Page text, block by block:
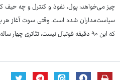
چیز می‌خواهد: پول، نفوذ و کنترل و چه حیف که
سیاست‌مداران شده است. وقتی سوت آغاز هر
که این ۹۰ دقیقه فوتبال نیست، تئاتری چهار ساله برای حفظ قدرت است.